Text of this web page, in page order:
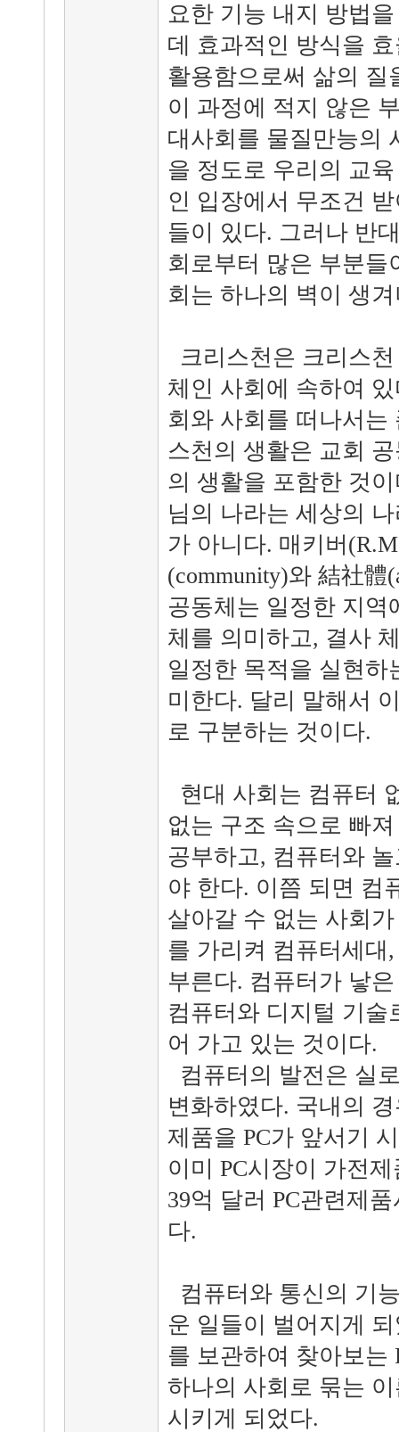
요한 기능 내지 방법
데 효과적인 방식을
활용함으로써 삶의 질
이 과정에 적지 않은
대사회를 물질만능의
을 정도로 우리의 교
인 입장에서 무조건
들이 있다. 그러나 반
회로부터 많은 부분들
회는 하나의 벽이 생
크리스천은 크리스
체인 사회에 속하여
회와 사회를 떠나서는
스천의 생활은 교회
의 생활을 포함한 것
님의 나라는 세상의
가 아니다. 매키버
(community)와 結社體
공동체는 일정한 지역
체를 의미하고, 결사
일정한 목적을 실현하
미한다. 달리 말해서
로 구분하는 것이다.
현대 사회는 컴퓨터
없는 구조 속으로 빠
공부하고, 컴퓨터와
야 한다. 이쯤 되면 컴
살아갈 수 없는 사회
를 가리켜 컴퓨터세대
부른다. 컴퓨터가 낳
컴퓨터와 디지털 기술
어 가고 있는 것이다.
컴퓨터의 발전은 실
변화하였다. 국내의
제품을 PC가 앞서기
이미 PC시장이 가전
39억 달러 PC관련제
다.
컴퓨터와 통신의 기
운 일들이 벌어지게
를 보관하여 찾아보는
하나의 사회로 묶는
시키게 되었다.